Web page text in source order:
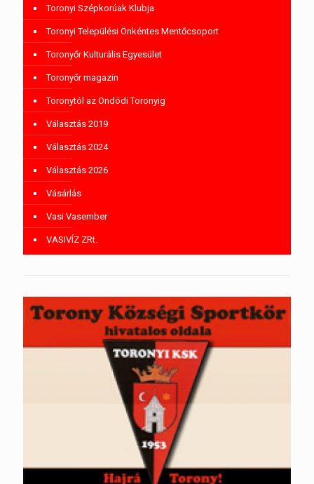
Toronyi Szépkorúak Klubja
Toronyi Települési Önkéntes Mentőcsoport
Toronyőr Kulturális Egyesület
Toronyőr magazin
Toronytól az Ondódi Toronyig
Választás 2019
Választás 2024
Választás 2026
Vásárlás
Vasi Vasember
VASIVÍZ ZRt.